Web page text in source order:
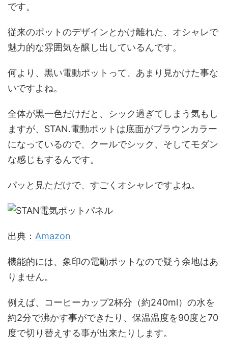
です。
従来のポットのデザインとかけ離れた、オシャレで
魅力的な雰囲気を醸し出しているんです。
何より、黒い電動ポットって、あまり見かけた事な
いですよね。
全体が黒一色だけだと、シック過ぎてしまう気もし
ますが、STAN.電動ポットは底面がブラウンカラー
になっているので、クールでシック、そしてモダン
な感じもするんです。
パッと見ただけで、すごくオシャレですよね。
出典： Amazon
機能的には、象印の電動ポットなので疑う余地はあ
りません。
例えば、コーヒーカップ2杯分（約240ml）の水を
約2分で沸かす事ができたり、保温温度を90度と70
度で切り替えする事が出来たりします。